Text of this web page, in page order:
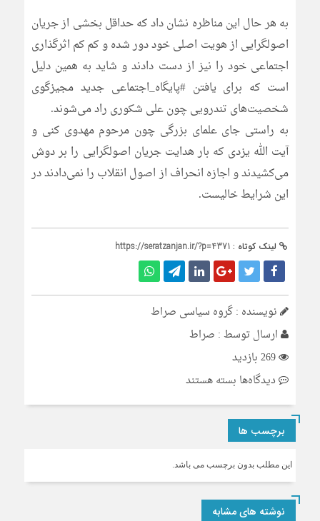
به هر حال این مناظره نشان داد که حداقل بخشی از جریان
اصولگرایی از هویت اصلی خود دور شده و کم کم اثرگذاری
اجتماعی خود را نیز از دست دادند و شاید به همین دلیل
است که برای یافتن #پایگاه_اجتماعی جدید مجیزگوی
شخصیت‌های تندرویی چون علی شکوری راد می‌شوند.
به راستی جای علمای بزرگی چون مرحوم مهدوی کنی و
آیت الله یزدی که بار هدایت جریان اصولگرایی را بر دوش
می‌کشیدند و اجازه انحراف از اصول انقلاب را نمی‌دادند در
این شرایط خالیست.
لینک کوتاه : https://seratzanjan.ir/?p=4371
نویسنده : گروه سیاسی صراط
ارسال توسط : صراط
دیدگاه‌ها برای
شیف
اصولگرایان؟!
بسته هستند
برچسب ها
این مطلب بدون برچسب می باشد.
نوشته های مشابه